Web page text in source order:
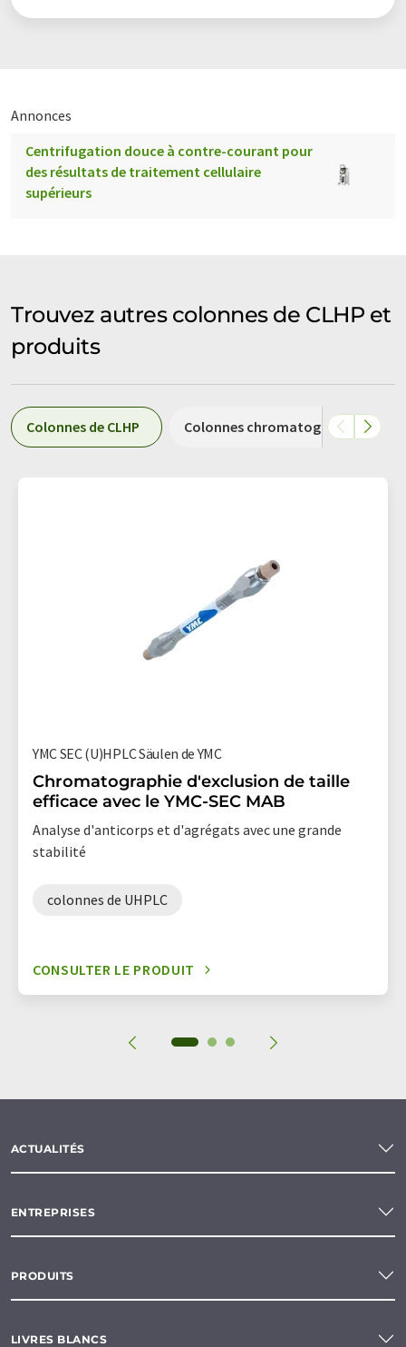
Annonces
Centrifugation douce à contre-courant pour
des résultats de traitement cellulaire
supérieurs
Trouvez autres colonnes de CLHP et
produits
Colonnes de CLHP Colonnes chromatographiques
YMC SEC (U)HPLC Säulen de YMC
Chromatographie d'exclusion de taille
efficace avec le YMC-SEC MAB
Analyse d'anticorps et d'agrégats avec une grande
stabilité
colonnes de UHPLC
CONSULTER LE PRODUIT
ACTUALITÉS
ENTREPRISES
PRODUITS
LIVRES BLANCS